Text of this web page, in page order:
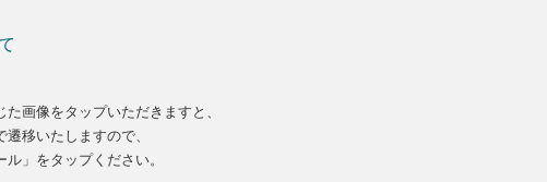
画像をタップいただきますと、
移いたしますので、
」をタップください。